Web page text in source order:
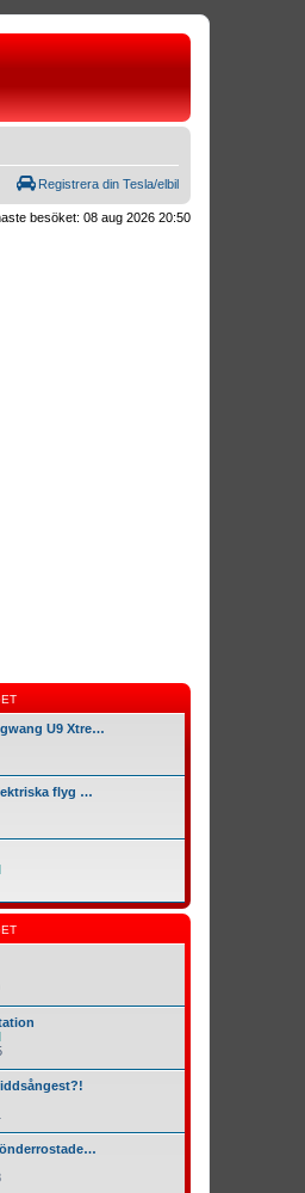
Registrera din Tesla/elbil
besöket: 08 aug 2026 20:50
U9 Xtre…
flyg …